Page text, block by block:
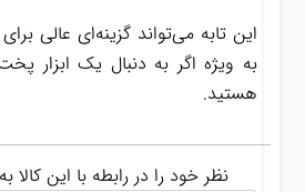
این تابه می‌تواند گزینه‌ای عالی
به ویژه اگر به دنبال یک ابزار
هستید.
نظر خود را در رابطه با این کالا